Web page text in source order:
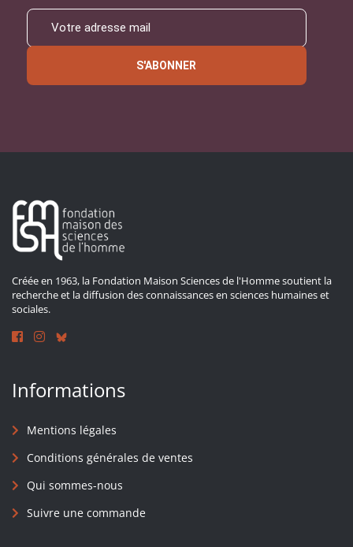
S'ABONNER
Créée en 1963, la Fondation Maison Sciences de l'Homme soutient la
recherche et la diffusion des connaissances en sciences humaines et
sociales.
Informations
Mentions légales
Conditions générales de ventes
Qui sommes-nous
Suivre une commande